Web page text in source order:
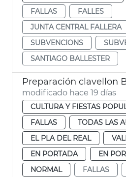
FALLAS
FALLES
JUNTA CENTRAL FALLERA
SUBVENCIONS
SANTIAGO BALLESTER
Preparación clavellon
modificado hace 19 días
CULTURA Y FIESTAS
FALLAS
TODAS LAS
EL PLA DEL REAL
EN PORTADA
EN
NORMAL
FALLAS